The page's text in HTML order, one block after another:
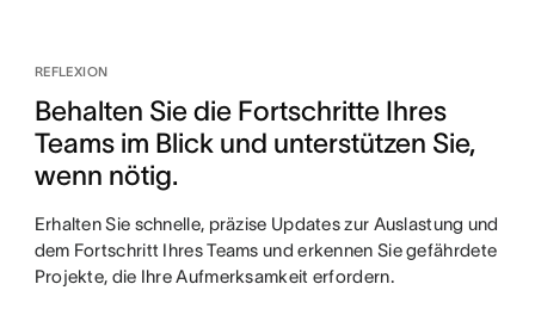
REFLEXION
Behalten Sie die Fortschritte Ihres
Teams im Blick und unterstützen Sie,
wenn nötig.
Erhalten Sie schnelle, präzise Updates zur Auslastung und
dem Fortschritt Ihres Teams und erkennen Sie gefährdete
Projekte, die Ihre Aufmerksamkeit erfordern.